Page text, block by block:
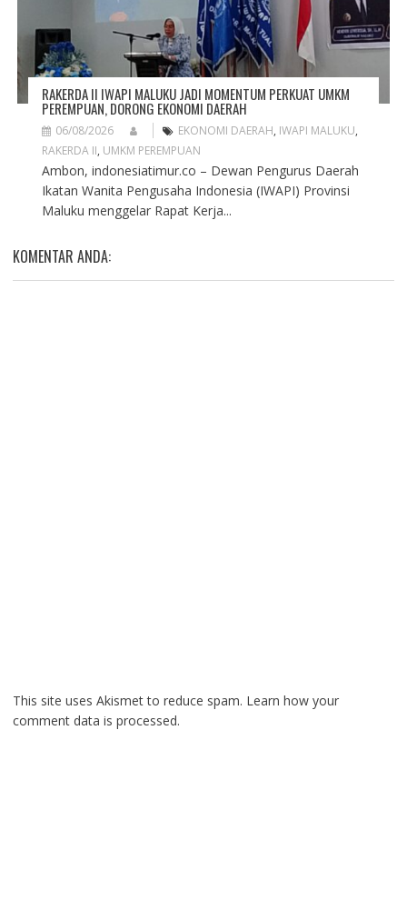
RAKERDA II IWAPI MALUKU JADI MOMENTUM PERKUAT UMKM
PEREMPUAN, DORONG EKONOMI DAERAH
06/08/2026 EKONOMI DAERAH, IWAPI MALUKU,
RAKERDA II, UMKM PEREMPUAN
Ambon, indonesiatimur.co – Dewan Pengurus Daerah
Ikatan Wanita Pengusaha Indonesia (IWAPI) Provinsi
Maluku menggelar Rapat Kerja...
KOMENTAR ANDA:
This site uses Akismet to reduce spam. Learn how your
comment data is processed.